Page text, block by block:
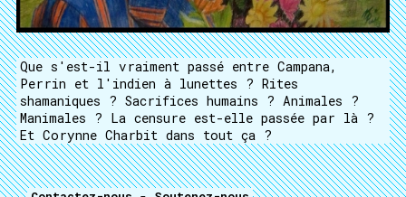
Que s'est-il vraiment passé entre Campana,
Perrin et l'indien à lunettes ? Rites
shamaniques ? Sacrifices humains ? Animales ?
Manimales ? La censure est-elle passée par là ?
Et Corynne Charbit dans tout ça ?